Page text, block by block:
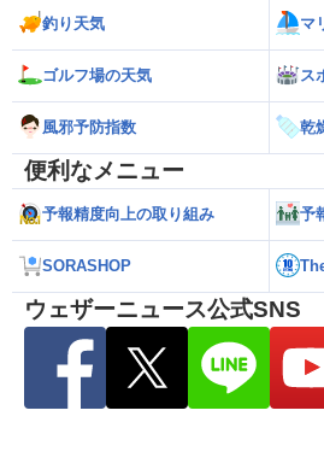
釣り天気 マ
ゴルフ場の天気 ス
風邪予防指数 乾
便利なメニュー
予報精度向上の取り組み 予
SORASHOP
ウェザーニュース公式SNS